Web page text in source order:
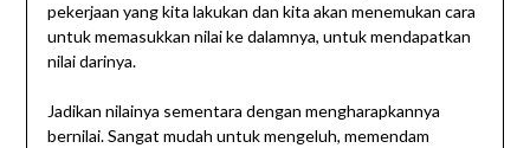
pekerjaan yang kita lakukan dan kita akan menemukan cara
untuk memasukkan nilai ke dalamnya, untuk mendapatkan
nilai darinya.
Jadikan nilainya sementara dengan mengharapkannya
bernilai. Sangat mudah untuk mengeluh, memendam